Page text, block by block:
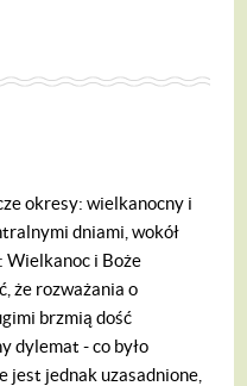
okresy: wielkanocny i
dniami, wokół
Wielkanoc i Boże
że rozważania o
brzmią dość
dylemat - co było
jest jednak uzasadnione,